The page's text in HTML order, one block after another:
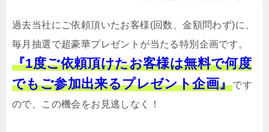
過去当社にご依頼頂いたお客様(回数、金額問わず)に、
毎月抽選で超豪華プレゼントが当たる特別企画です。
『1度ご依頼頂けたお客様は無料で何度
でもご参加出来るプレゼント企画』です
ので、この機会をお見逃しなく！